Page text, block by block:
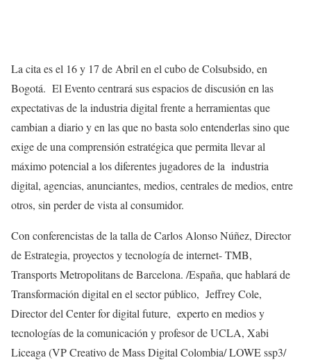
La cita es el 16 y 17 de Abril en el cubo de Colsubsido, en
Bogotá. El Evento centrará sus espacios de discusión en las
expectativas de la industria digital frente a herramientas que
cambian a diario y en las que no basta solo entenderlas sino que
exige de una comprensión estratégica que permita llevar al
máximo potencial a los diferentes jugadores de la industria
digital, agencias, anunciantes, medios, centrales de medios, entre
otros, sin perder de vista al consumidor.
Con conferencistas de la talla de Carlos Alonso Núñez, Director
de Estrategia, proyectos y tecnología de internet- TMB,
Transports Metropolitans de Barcelona. /España, que hablará de
Transformación digital en el sector público, Jeffrey Cole,
Director del Center for digital future, experto en medios y
tecnologías de la comunicación y profesor de UCLA, Xabi
Liceaga (VP Creativo de Mass Digital Colombia/ LOWE ssp3/